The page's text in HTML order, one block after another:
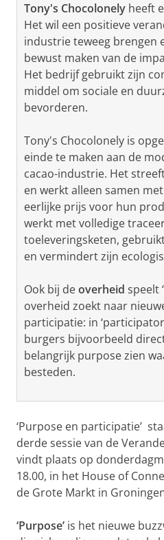
Tony's Chocolonely heeft
Het wil een positieve
industrie teweeg brengen
bewust maken van de
Het bedrijf gebruikt zijn
middel om sociale en
bevorderen.
Tony's Chocolonely is
einde te maken aan de
cacao-industrie. Het
en werkt alleen samen
eerlijke prijs voor hun
werkt met volledige
toeleveringsketen,
en vermindert zijn
Ook bij deoverheid speelt
overheid zoekt naar
participatie: in
burgers bijvoorbeeld
belangrijk purpose zien
besteden.
‘Purpose en participatie’
derde sessie van de
vindt plaats op
18.00, in het House of
de Grote Markt in
‘Purpose’ is het nieuwe